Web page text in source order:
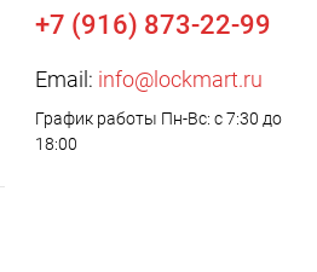
+7 (916) 873-22-99
Email: info@lockmart.ru
График работы Пн-Вс: с 7:30 до
18:00